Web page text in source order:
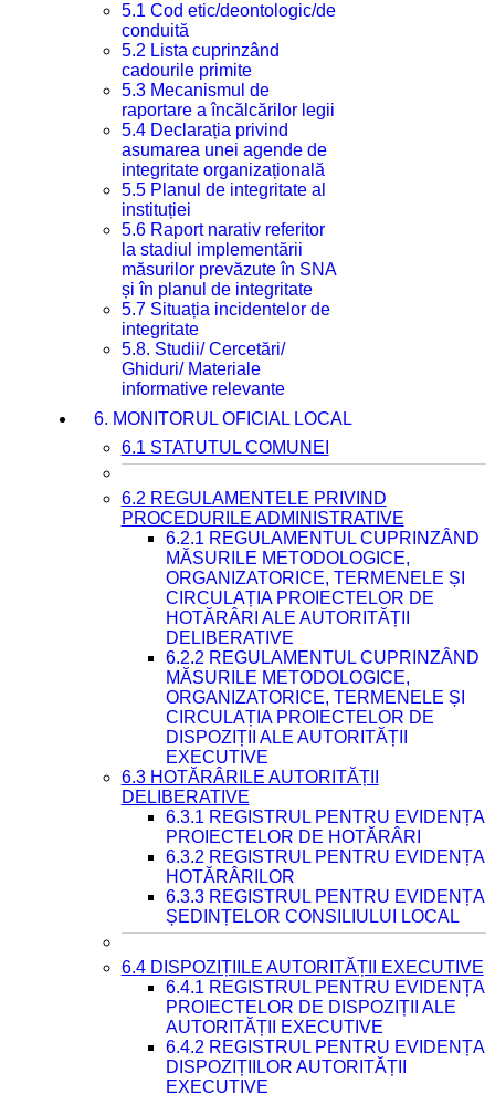
5.1 Cod etic/deontologic/de
conduită
5.2 Lista cuprinzând
cadourile primite
5.3 Mecanismul de
raportare a încălcărilor legii
5.4 Declarația privind
asumarea unei agende de
integritate organizațională
5.5 Planul de integritate al
instituției
5.6 Raport narativ referitor
la stadiul implementării
măsurilor prevăzute în SNA
și în planul de integritate
5.7 Situația incidentelor de
integritate
5.8. Studii/ Cercetări/
Ghiduri/ Materiale
informative relevante
6. MONITORUL OFICIAL LOCAL
6.1 STATUTUL COMUNEI
6.2 REGULAMENTELE PRIVIND
PROCEDURILE ADMINISTRATIVE
6.2.1 REGULAMENTUL CUPRINZÂND
MĂSURILE METODOLOGICE,
ORGANIZATORICE, TERMENELE ȘI
CIRCULAȚIA PROIECTELOR DE
HOTĂRÂRI ALE AUTORITĂȚII
DELIBERATIVE
6.2.2 REGULAMENTUL CUPRINZÂND
MĂSURILE METODOLOGICE,
ORGANIZATORICE, TERMENELE ȘI
CIRCULAȚIA PROIECTELOR DE
DISPOZIȚII ALE AUTORITĂȚII
EXECUTIVE
6.3 HOTĂRÂRILE AUTORITĂȚII
DELIBERATIVE
6.3.1 REGISTRUL PENTRU EVIDENȚA
PROIECTELOR DE HOTĂRÂRI
6.3.2 REGISTRUL PENTRU EVIDENȚA
HOTĂRÂRILOR
6.3.3 REGISTRUL PENTRU EVIDENȚA
ȘEDINȚELOR CONSILIULUI LOCAL
6.4 DISPOZIȚIILE AUTORITĂȚII EXECUTIVE
6.4.1 REGISTRUL PENTRU EVIDENȚA
PROIECTELOR DE DISPOZIȚII ALE
AUTORITĂȚII EXECUTIVE
6.4.2 REGISTRUL PENTRU EVIDENȚA
DISPOZIȚIILOR AUTORITĂȚII
EXECUTIVE